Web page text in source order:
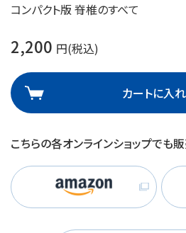
コンパクト版 脊椎のすべて
2,200 円(税込)
カートに入
こちらの各オンラインショップでも